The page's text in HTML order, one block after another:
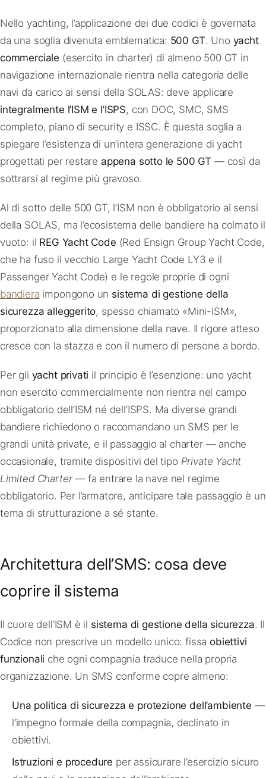
Nello yachting, l’applicazione dei due codici è governata
da una soglia divenuta emblematica: 500 GT. Uno yacht
commerciale (esercito in charter) di almeno 500 GT in
navigazione internazionale rientra nella categoria delle
navi da carico ai sensi della SOLAS: deve applicare
integralmente l’ISM e l’ISPS, con DOC, SMC, SMS
completo, piano di security e ISSC. È questa soglia a
spiegare l’esistenza di un’intera generazione di yacht
progettati per restare appena sotto le 500 GT — così da
sottrarsi al regime più gravoso.
Al di sotto delle 500 GT, l’ISM non è obbligatorio ai sensi
della SOLAS, ma l’ecosistema delle bandiere ha colmato il
vuoto: il REG Yacht Code (Red Ensign Group Yacht Code,
che ha fuso il vecchio Large Yacht Code LY3 e il
Passenger Yacht Code) e le regole proprie di ogni
bandiera impongono un sistema di gestione della
sicurezza alleggerito, spesso chiamato «Mini-ISM»,
proporzionato alla dimensione della nave. Il rigore atteso
cresce con la stazza e con il numero di persone a bordo.
Per gli yacht privati il principio è l’esenzione: uno yacht
non esercito commercialmente non rientra nel campo
obbligatorio dell’ISM né dell’ISPS. Ma diverse grandi
bandiere richiedono o raccomandano un SMS per le
grandi unità private, e il passaggio al charter — anche
occasionale, tramite dispositivi del tipo Private Yacht
Limited Charter— fa entrare la nave nel regime
obbligatorio. Per l’armatore, anticipare tale passaggio è un
tema di strutturazione a sé stante.
Architettura dell’SMS: cosa deve
coprire il sistema
Il cuore dell’ISM è il sistema di gestione della sicurezza. Il
Codice non prescrive un modello unico: fissaobiettivi
funzionali che ogni compagnia traduce nella propria
organizzazione. Un SMS conforme copre almeno:
Una politica di sicurezza e protezione dell’ambiente —
l’impegno formale della compagnia, declinato in
obiettivi.
Istruzioni e procedure per assicurare l’esercizio sicuro